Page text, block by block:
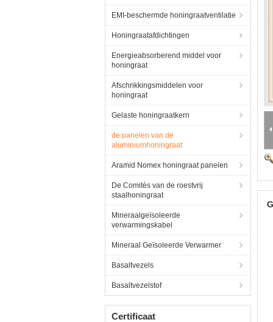
EMI-beschermde honingraatventilatie
Honingraatafdichtingen
Energieabsorberend middel voor
honingraat
Afschrikkingsmiddelen voor
honingraat
Gelaste honingraatkern
de panelen van de
aluminiumhoningraat
Aramid Nomex honingraat panelen
De Comités van de roestvrij
staalhoningraat
Mineraalgeïsoleerde
verwarmingskabel
Mineraal Geïsoleerde Verwarmer
Basaltvezels
Basaltvezelstof
Certificaat